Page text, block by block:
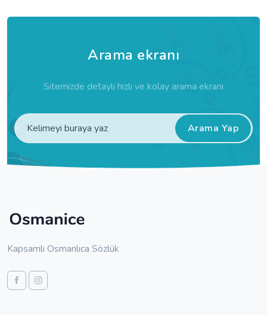
Arama ekranı
Sitemizde detaylı hızlı ve kolay arama ekranı
Arama Yap
Kapsamlı Osmanlıca Sözlük